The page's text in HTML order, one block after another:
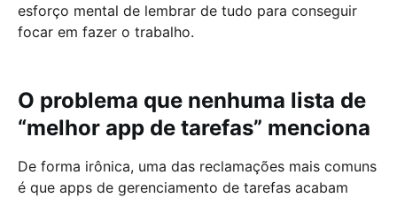
esforço mental de lembrar de tudo para conseguir
focar em fazer o trabalho.
O problema que nenhuma lista de
“melhor app de tarefas” menciona
De forma irônica, uma das reclamações mais comuns
é que apps de gerenciamento de tarefas acabam